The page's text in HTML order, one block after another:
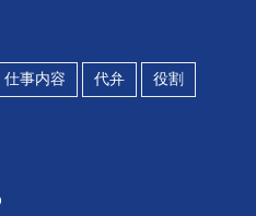
仕事内容 代弁
役割